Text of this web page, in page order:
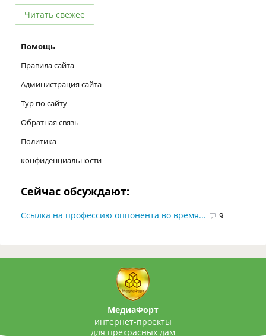
Читать свежее
Помощь
Правила сайта
Администрация сайта
Тур по сайту
Обратная связь
Политика
конфиденциальности
Сейчас обсуждают:
Ссылка на профессию оппонента во время... 9
МедиаФорт
интернет-проекты
для прекрасных дам